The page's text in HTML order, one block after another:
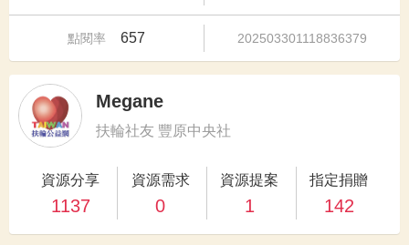
點閱率 657 202503301118836379
Megane
扶輪社友 豐原中央社
資源分享
1137
資源需求
0
資源提案
1
指定捐贈
142